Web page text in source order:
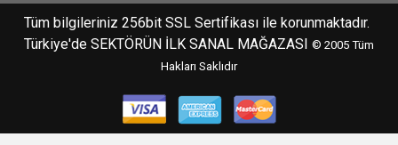
Tüm bilgileriniz 256bit SSL Sertifikası ile korunmaktadır.
Türkiye'de SEKTÖRÜN İLK SANAL MAĞAZASI © 2005 Tüm
Hakları Saklıdır